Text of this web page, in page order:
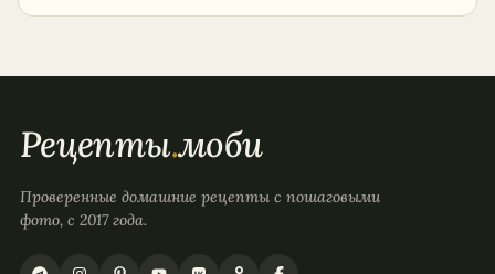
Рецепты.моби
Проверенные домашние рецепты с пошаговыми
фото, с 2017 года.